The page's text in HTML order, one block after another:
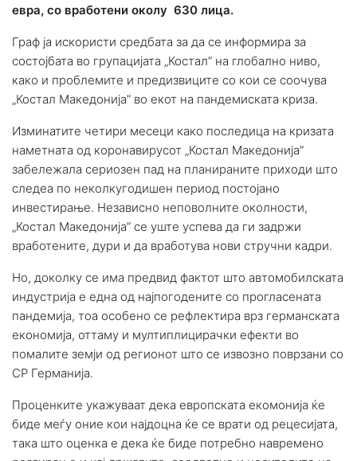
евра, со вработени околу 630 лица.
Граф ја искористи средбата за да се информира за
состојбата во групацијата „Костал” на глобално ниво,
како и проблемите и предизвиците со кои се соочува
„Костал Македонија” во екот на пандемиската криза.
Изминатите четири месеци како последица на кризата
наметната од коронавирусот „Костал Македонија”
забележала сериозен пад на планираните приходи што
следеа по неколкугодишен период постојано
инвестирање. Независно неповолните околности,
„Костал Македонија” се уште успева да ги задржи
вработените, дури и да вработува нови стручни кадри.
Но, доколку се има предвид фактот што автомобилската
индустрија е една од најпогодените со прогласената
пандемија, тоа особено се рефлектира врз германската
економија, оттаму и мултиплицирачки ефекти во
помалите земји од регионот што се извозно поврзани со
СР Германија.
Проценките укажуваат дека европската екомонија ќе
биде меѓу оние кои најдоцна ќе се врати од рецесијата,
така што оценка е дека ќе биде потребно навремено